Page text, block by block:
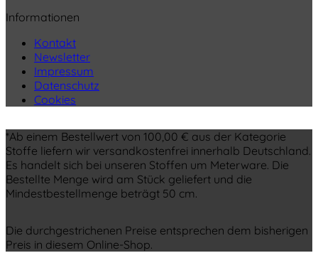
Informationen
Kontakt
Newsletter
Impressum
Datenschutz
Cookies
*Ab einem Bestellwert von 100,00 € aus der Kategorie
Stoffe liefern wir versandkostenfrei innerhalb Deutschland.
Es handelt sich bei unseren Stoffen um Meterware. Die
Bestellte Menge wird am Stück geliefert und die
Mindestbestellmenge beträgt 50 cm.
Die durchgestrichenen Preise entsprechen dem bisherigen
Preis in diesem Online-Shop.